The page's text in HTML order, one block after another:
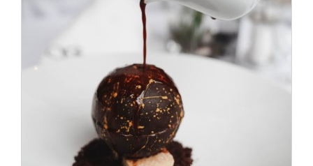
ADD TO CART DETALLES